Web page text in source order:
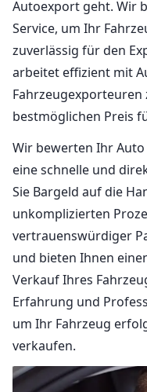
Autoexport geht. Wir
Service, um Ihr
zuverlässig für den
arbeitet effizient mit
Fahrzeugexporteuren
bestmöglichen Preis
Wir bewerten Ihr
eine schnelle und
Sie Bargeld auf die
unkomplizierten
vertrauenswürdiger
und bieten Ihnen
Verkauf Ihres
Erfahrung und
um Ihr Fahrzeug
verkaufen.